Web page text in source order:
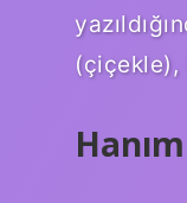
(çiçekle),